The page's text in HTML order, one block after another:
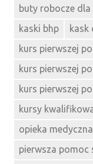
buty robocze dla
kaski bhp
kask
kurs pierwszej
kurs pierwszej
kurs pierwszej
kursy
opieka
pierwsza pomoc